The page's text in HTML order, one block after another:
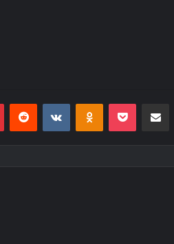
PinterestReddit VKontakteOdnoklassniki
Pocket